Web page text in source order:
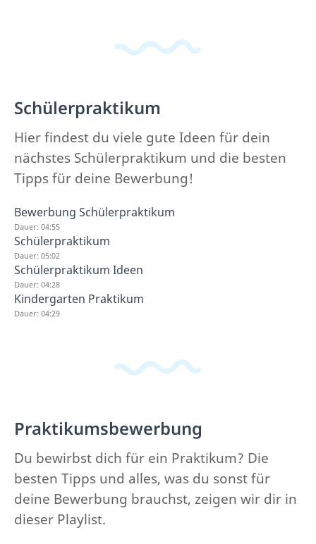
Schülerpraktikum
Hier findest du viele gute Ideen für dein
nächstes Schülerpraktikum und die besten
Tipps für deine Bewerbung!
Bewerbung Schülerpraktikum
Dauer: 04:55
Schülerpraktikum
Dauer: 05:02
Schülerpraktikum Ideen
Dauer: 04:28
Kindergarten Praktikum
Dauer: 04:29
Praktikumsbewerbung
Du bewirbst dich für ein Praktikum? Die
besten Tipps und alles, was du sonst für
deine Bewerbung brauchst, zeigen wir dir in
dieser Playlist.